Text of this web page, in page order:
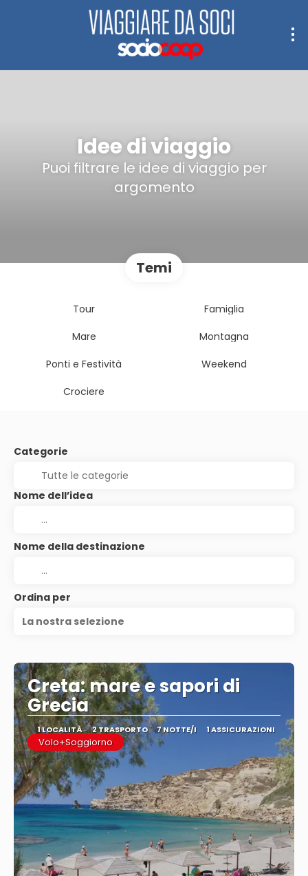
Idee di viaggio
Puoi filtrare le idee di viaggio per
argomento
Temi
Tour
Famiglia
Mare
Montagna
Ponti e Festività
Weekend
Crociere
Categorie
Nome dell’idea
Nome della destinazione
Ordina per
La nostra selezione
Creta: mare e sapori di
Grecia
1 LOCALITÀ 2 TRASPORTO 7 NOTTE/I 1 ASSICURAZIONI
Volo+Soggiorno